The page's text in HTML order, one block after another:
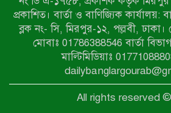
ঠেকাতে, ‘এসো
ফুটবল বিতরণ
রাজশাহীতে নগদ
স্বামী-স্ত্রী আটক
নন্দীগ্রামে
চলাচলে চরম
প্রকাশিত। বার্তা ও বাণিজ্যিক
ব্লক নং- সি, মিরপুর-১২, পল্লবী,
মোবাঃ 01786388546 বার্তা
মাল্টিমিডিয়াঃ
All rights reserved